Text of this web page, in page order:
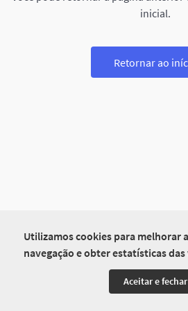
Utilizamos cookies para melhorar
navegação e obter estatísticas
Aceitar e fechar
inicial.
Retornar ao